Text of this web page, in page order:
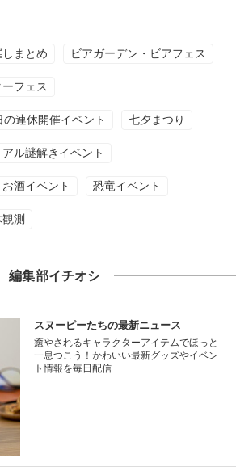
まとめ ビアガーデン・ビアフェス
フェス
連休開催イベント 七夕まつり
アル謎解きイベント
お酒イベント 恐竜イベント
測
編集部イチオシ
スヌーピーたちの最新ニュース
癒やされるキャラクターアイテムでほっと
一息つこう！かわいい最新グッズやイベン
ト情報を毎日配信